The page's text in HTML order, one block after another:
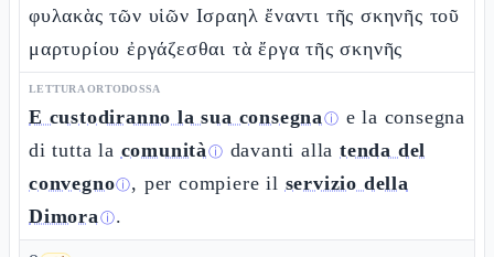
φυλακὰς τῶν υἱῶν Ισραηλ ἔναντι τῆς σκηνῆς τοῦ
μαρτυρίου ἐργάζεσθαι τὰ ἔργα τῆς σκηνῆς
LETTURA ORTODOSSA
E custodiranno la sua consegnaⓘ e la consegna
di tutta la comunitàⓘ davanti allatenda del
convegnoⓘ, per compiere il servizio della
Dimoraⓘ.